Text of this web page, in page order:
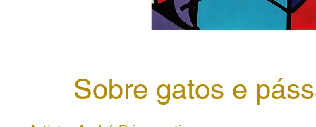
Sobre gatos e